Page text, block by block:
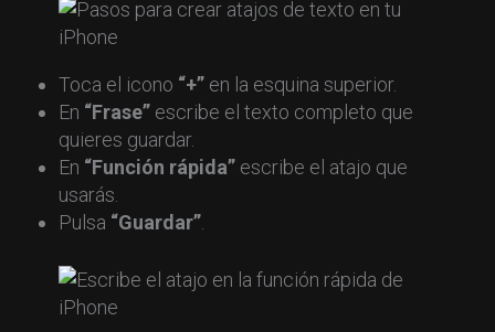
Toca el icono “+”en la esquina superior.
En “Frase”escribe el texto completo que
quieres guardar.
En “Función rápida”escribe el atajo que
usarás.
Pulsa “Guardar”.